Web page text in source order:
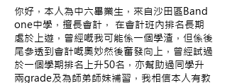
你好，本人為中六畢業生，來自沙田區Band
one中學，擅長會計， 在會計班內排名長期
處於上遊，曾經嘅我可能係一個學渣，但係後
尾參透到會計嘅奧妙然後奮發向上，曾經試過
於一個學期排名上升50名，亦幫助過同學升
兩grade及為師弟師妹補習，我相信本人有教